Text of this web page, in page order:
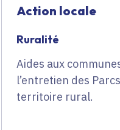
Action locale
Ruralité
Aides aux
l’entretien des
territoire rural.